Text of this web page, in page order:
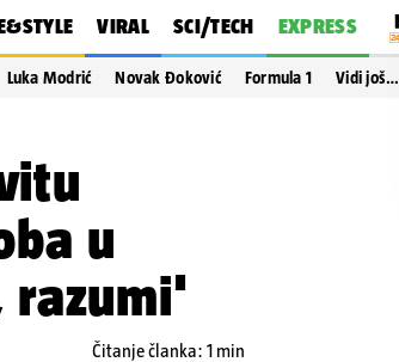
VIRAL SCI/TECH EXPRESS
Luka Modrić Novak Đoković Formula 1 Vidi još…
u
razumi'
Čitanje članka: 1 min